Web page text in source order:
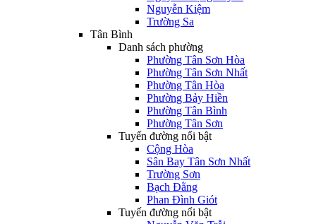
Nguyễn Kiệm
Trường Sa
Tân Bình
Danh sách phường
Phường Tân Sơn Hòa
Phường Tân Sơn Nhất
Phường Tân Hòa
Phường Bảy Hiền
Phường Tân Bình
Phường Tân Sơn
Tuyến đường nổi bật
Cộng Hòa
Sân Bay Tân Sơn Nhất
Trường Sơn
Bạch Đằng
Phan Đình Giót
Tuyến đường nổi bật